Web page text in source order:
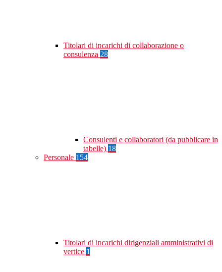
Titolari di incarichi di collaborazione o
consulenza 28
Consulenti e collaboratori (da pubblicare in
tabelle) 18
Personale 154
Titolari di incarichi dirigenziali amministrativi di
vertice 1